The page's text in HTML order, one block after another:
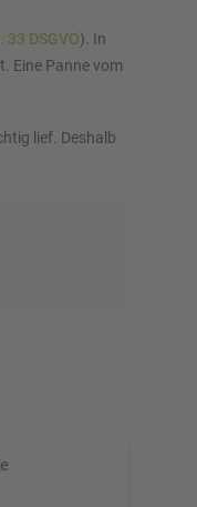
33 DSGVO). In
Eine Panne vom
lief. Deshalb